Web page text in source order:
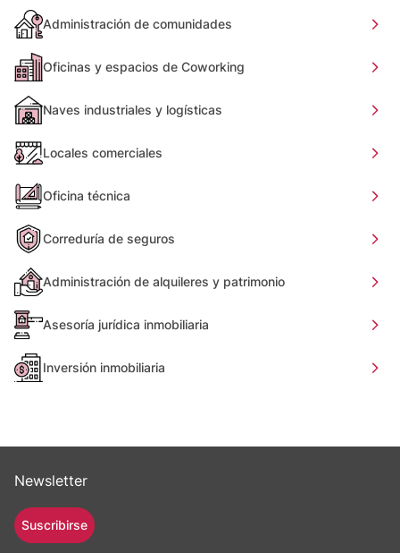
Administración de comunidades
Oficinas y espacios de Coworking
Naves industriales y logísticas
Locales comerciales
Oficina técnica
Correduría de seguros
Administración de alquileres y patrimonio
Asesoría jurídica inmobiliaria
Inversión inmobiliaria
Newsletter
Suscribirse